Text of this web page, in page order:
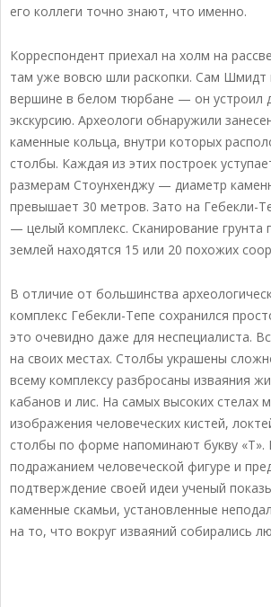
его коллеги точно знают, что именно.
Корреспондент приехал на холм на
там уже вовсю шли раскопки. Сам Шмидт
вершине в белом тюрбане — он устроил
экскурсию. Археологи обнаружили
каменные кольца, внутри которых
столбы. Каждая из этих построек
размерам Стоунхенджу — диаметр
превышает 30 метров. Зато на Гебекли-
— целый комплекс. Сканирование грунта
землей находятся 15 или 20 похожих
В отличие от большинства
комплекс Гебекли-Тепе сохранился
это очевидно даже для неспециалиста.
на своих местах. Столбы украшены
всему комплексу разбросаны изваяния
кабанов и лис. На самых высоких стелах
изображения человеческих кистей,
столбы по форме напоминают букву «Т».
подражанием человеческой фигуре и
подтверждение своей идеи ученый
каменные скамьи, установленные
на то, что вокруг изваяний собирались